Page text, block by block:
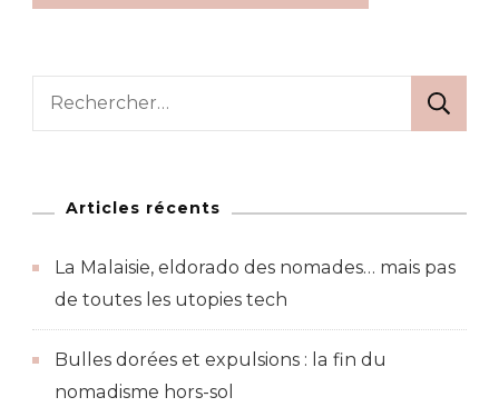
Rechercher :
Articles récents
La Malaisie, eldorado des nomades… mais pas
de toutes les utopies tech
Bulles dorées et expulsions : la fin du
nomadisme hors-sol